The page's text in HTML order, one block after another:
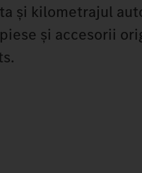
și kilometrajul
și accesorii